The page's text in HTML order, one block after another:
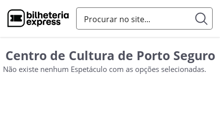
Centro de Cultura de Porto Seguro
Não existe nenhum Espetáculo com as opções selecionadas.